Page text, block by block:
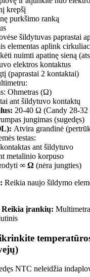
krepšį
purkšimo ranką
šildytuvas paprastai
elementas aplink
nuimti apatinę sieną
elektros kontaktus
(paprastai 2 kontaktai)
Ohmetras (Ω)
ant šildytuvo kontaktų
20-40 Ω (Candy 28-
jungimas (sugedęs)
Atvira grandinė
testas:
ant šildytuvo
metalinio korpuso
∞ Ω (nėra jungties)
Reikia naujo šildymo
Reikia įrankių:
NTC neleidžia